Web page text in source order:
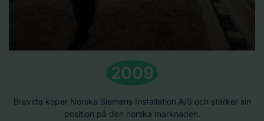
2009
Bravida köper Norska Siemens Installation A/S och stärker sin
position på den norska marknaden.